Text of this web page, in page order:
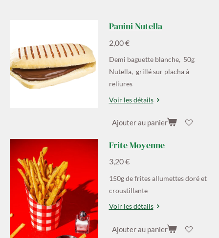
Panini Nutella
2,00 €
Demi baguette blanche, 50g
Nutella, grillé sur placha à
reliures
Voir les détails
Ajouter au panier
Frite Moyenne
3,20 €
150g de frites allumettes doré et
croustillante
Voir les détails
Ajouter au panier